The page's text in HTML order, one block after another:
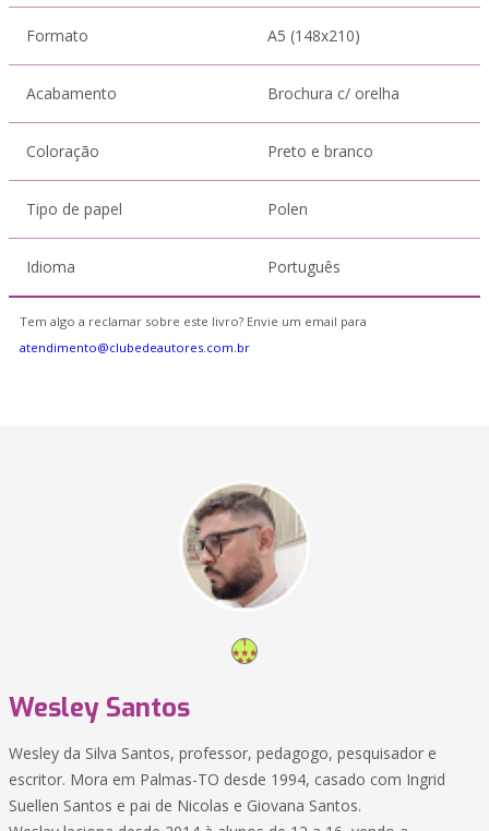
Formato A5 (148x210)
Acabamento Brochura c/ orelha
Coloração Preto e branco
Tipo de papel Polen
Idioma Português
Tem algo a reclamar sobre este livro? Envie um email para
atendimento@clubedeautores.com.br
Wesley Santos
Wesley da Silva Santos, professor, pedagogo, pesquisador e
escritor. Mora em Palmas-TO desde 1994, casado com Ingrid
Suellen Santos e pai de Nicolas e Giovana Santos.